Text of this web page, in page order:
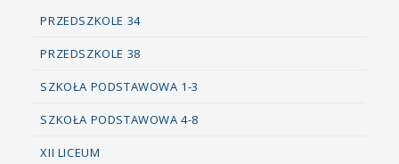
PRZEDSZKOLE 34
PRZEDSZKOLE 38
SZKOŁA PODSTAWOWA 1-3
SZKOŁA PODSTAWOWA 4-8
XII LICEUM